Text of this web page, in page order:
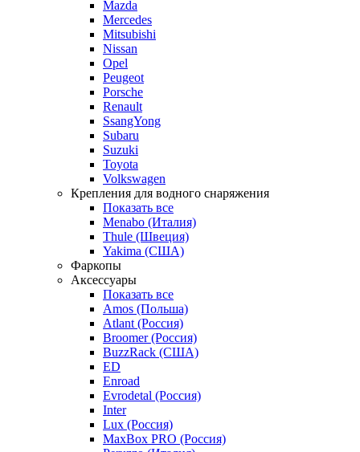
Mazda
Mercedes
Mitsubishi
Nissan
Opel
Peugeot
Porsche
Renault
SsangYong
Subaru
Suzuki
Toyota
Volkswagen
Крепления для водного снаряжения
Показать все
Menabo (Италия)
Thule (Швеция)
Yakima (США)
Фаркопы
Аксессуары
Показать все
Amos (Польша)
Atlant (Россия)
Broomer (Россия)
BuzzRack (США)
ED
Enroad
Evrodetal (Россия)
Inter
Lux (Россия)
MaxBox PRO (Россия)